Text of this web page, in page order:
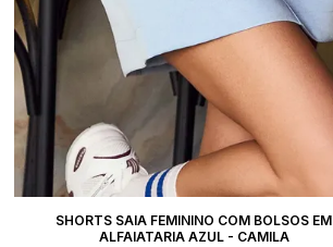
SHORTS SAIA FEMININO COM BOLSOS EM
ALFAIATARIA AZUL - CAMILA